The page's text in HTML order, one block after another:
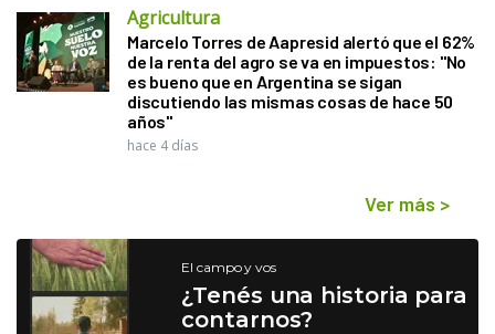
Agricultura
Marcelo Torres de Aapresid alertó que el 62%
de la renta del agro se va en impuestos: "No
es bueno que en Argentina se sigan
discutiendo las mismas cosas de hace 50
años"
hace 4 días
Ver más >
El campo y vos
¿Tenés una historia para
contarnos?